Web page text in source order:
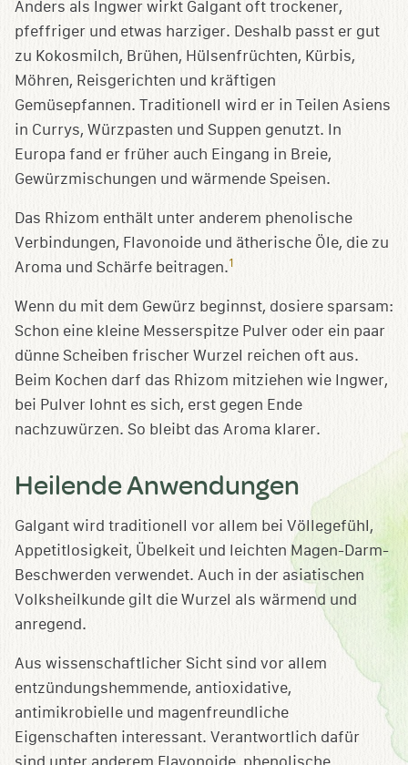
Anders als Ingwer wirkt Galgant oft trockener,
pfeffriger und etwas harziger. Deshalb passt er gut
zu Kokosmilch, Brühen, Hülsenfrüchten, Kürbis,
Möhren, Reisgerichten und kräftigen
Gemüsepfannen. Traditionell wird er in Teilen Asiens
in Currys, Würzpasten und Suppen genutzt. In
Europa fand er früher auch Eingang in Breie,
Gewürzmischungen und wärmende Speisen.
Das Rhizom enthält unter anderem phenolische
Verbindungen, Flavonoide und ätherische Öle, die zu
Aroma und Schärfe beitragen.1
Wenn du mit dem Gewürz beginnst, dosiere sparsam:
Schon eine kleine Messerspitze Pulver oder ein paar
dünne Scheiben frischer Wurzel reichen oft aus.
Beim Kochen darf das Rhizom mitziehen wie Ingwer,
bei Pulver lohnt es sich, erst gegen Ende
nachzuwürzen. So bleibt das Aroma klarer.
Heilende Anwendungen
Galgant wird traditionell vor allem bei Völlegefühl,
Appetitlosigkeit, Übelkeit und leichten Magen-Darm-
Beschwerden verwendet. Auch in der asiatischen
Volksheilkunde gilt die Wurzel als wärmend und
anregend.
Aus wissenschaftlicher Sicht sind vor allem
entzündungshemmende, antioxidative,
antimikrobielle und magenfreundliche
Eigenschaften interessant. Verantwortlich dafür